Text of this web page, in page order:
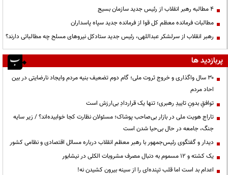
۴ مطالبه رهبر انقلاب از رئیس جدید سازمان بسیج
مطالبات فرمانده معظم کل قوا از فرمانده جدید سپاه پاسداران
رهبر انقلاب از سرلشکر عبداللهی، رئیس جدید ستادکل نیروهای مسلح چه مطالباتی دارند؟
پربازدید ها
۳۰ سال واگذاری و خروج ثروت ملی؛ گام دوم تضعیف بنیه مردم وایجاد نارضایتی در بین
احاد مردم
توافقِ بدونِ تاییدِ رهبری؛ تنها یک قراردادِ بی‌ارزش است
تاراج هویت ملی در بازار بی‌صاحب پوشاک؛ مسئولان نظارت کجا خوابیده‌اند؟ / زیر سایه
جنگ، جامعه در حال بی‌حیا شدن است
دیدار و گفتگوی رئیس‌جمهور با رهبر معظم انقلاب درباره مسائل اقتصادی و نظامی کشور
یک کشته و ۱۲ مسموم به دنبال مصرف مشروبات الکلی در نیشابور
اعدام بد است اما قلب تپنده‌ای را از سینه بیرون کشیدن نه!